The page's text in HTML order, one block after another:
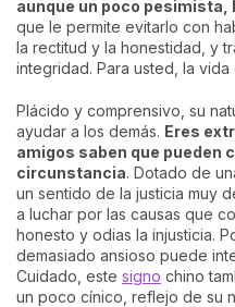
aunque un poco pesimista,
que le permite evitarlo con
la rectitud y la honestidad, y
integridad. Para usted, la
Plácido y comprensivo, su
ayudar a los demás. Eres
amigos saben que pueden
circunstancia. Dotado de
un sentido de la justicia muy
a luchar por las causas que
honesto y odias la injusticia.
demasiado ansioso puede
Cuidado, este signo chino
un poco cínico, reflejo de su